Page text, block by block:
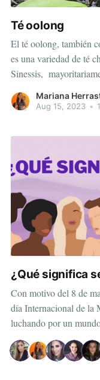
Té oolong
El té oolong, también
es una variedad de té
Sinessis,
Crece generalmente
encontramos al
Mariana
Aug 15, 2023 •
¿Qué significa
Con motivo del 8 de
día Internacional de la
luchando por un
seguridad para todas.
Funcional Mente